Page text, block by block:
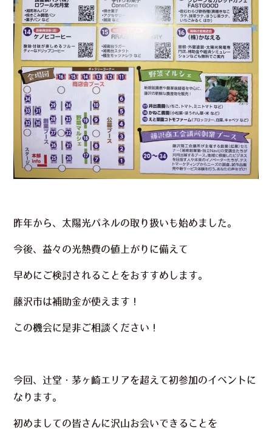
昨年から、太陽光パネルの取り扱いも始めました。
今後、益々の光熱費の値上がりに備えて
早めにご検討されることをおすすめします。
藤沢市は補助金が使えます！
この機会に是非ご相談ください！
今回、辻堂・茅ヶ崎エリアを超えて初参加のイベントに
なります。
初めましての皆さんに沢山お会いできることを